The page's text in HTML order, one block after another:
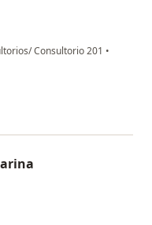
Consultorio 201 •